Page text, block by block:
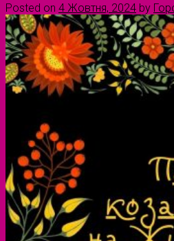
Posted on 4 Жовтня, 2024 by